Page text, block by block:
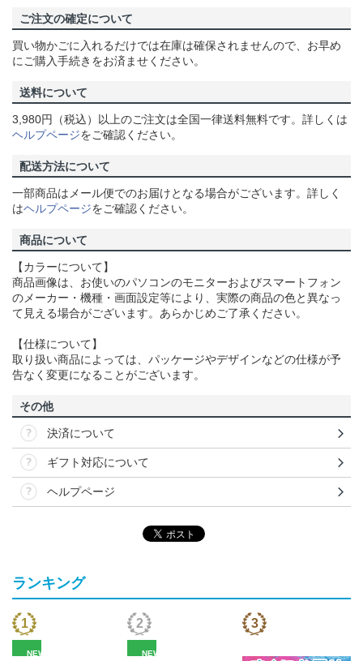
ご注文の確定について
買い物かごに入れるだけでは在庫は確保されませんので、お早め
にご購入手続きをお済ませください。
送料について
3,980円（税込）以上のご注文は全国一律送料無料です。詳しくは
ヘルプページをご確認ください。
配送方法について
一部商品はメール便でのお届けとなる場合がございます。詳しく
はヘルプページをご確認ください。
商品について
【カラーについて】
商品画像は、お使いのパソコンのモニターおよびスマートフォン
のメーカー・機種・画面設定等により、実際の商品の色と異なっ
て見える場合がございます。あらかじめご了承ください。
【仕様について】
取り扱い商品によっては、パッケージやデザインなどの仕様が予
告なく変更になることがございます。
その他
決済について
ギフト対応について
ヘルプページ
ランキング
NEW NEW